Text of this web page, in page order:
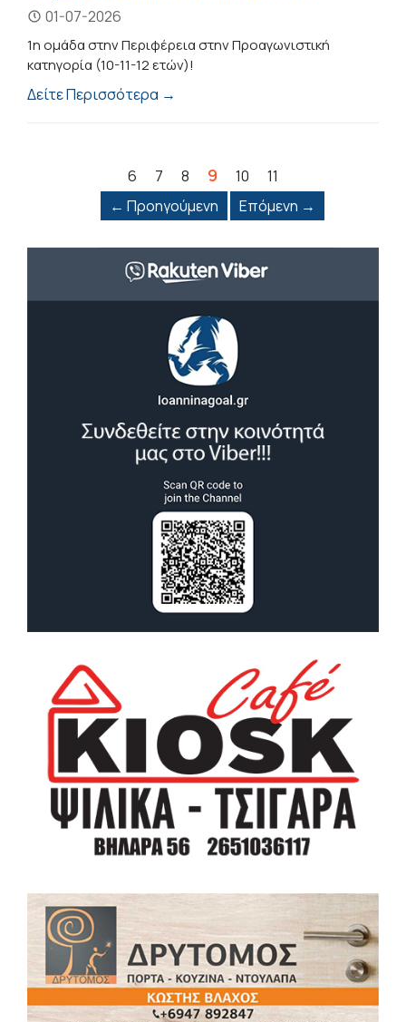
01-07-2026
1η ομάδα στην Περιφέρεια στην Προαγωνιστική
κατηγορία (10-11-12 ετών)!
Δείτε Περισσότερα →
6 7 8 9 10
11
← Προηγούμενη
Επόμενη →